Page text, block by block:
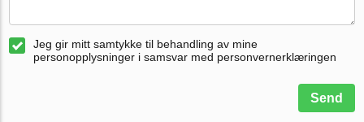
Jeg gir mitt samtykke til behandling av mine
personopplysninger i samsvar med personvernerklæringen
Send